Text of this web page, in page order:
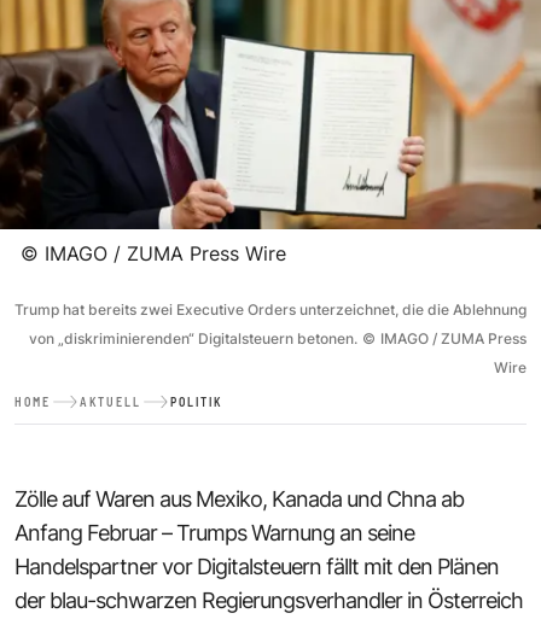
© IMAGO / ZUMA Press Wire
Trump hat bereits zwei Executive Orders unterzeichnet, die die Ablehnung
von „diskriminierenden“ Digitalsteuern betonen. © IMAGO / ZUMA Press
Wire
HOME AKTUELL POLITIK
Zölle auf Waren aus Mexiko, Kanada und Chna ab
Anfang Februar – Trumps Warnung an seine
Handelspartner vor Digitalsteuern fällt mit den Plänen
der blau-schwarzen Regierungsverhandler in Österreich